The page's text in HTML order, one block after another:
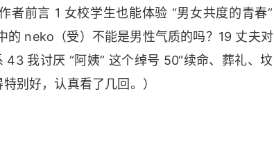
者前言 1 女校学生也能体验 “男女共度的青春”
的 neko （受）不能是男性气质的吗？19 丈夫对
我讨厌 “阿姨” 这个绰号 50“续命、葬礼、坟
别好，认真看了几回。）